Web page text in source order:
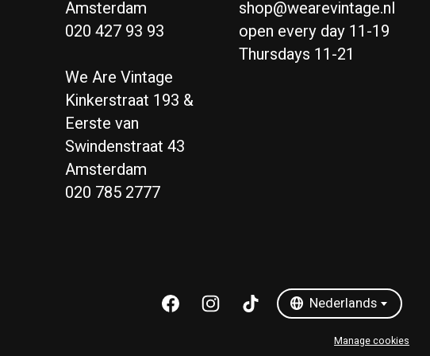
Amsterdam
020 427 93 93
We Are Vintage
Kinkerstraat 193 &
Eerste van
Swindenstraat 43
Amsterdam
020 785 2777
shop@wearevintage.nl
open every day 11-19
Thursdays 11-21
Nederlands
Manage cookies